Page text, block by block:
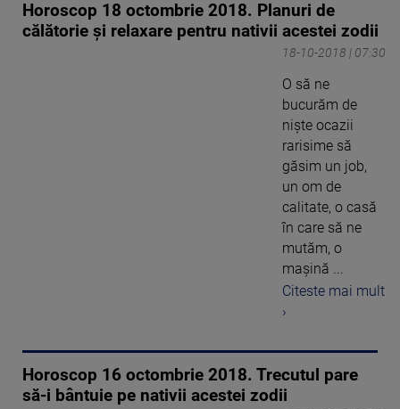
Horoscop 18 octombrie 2018. Planuri de
călătorie și relaxare pentru nativii acestei zodii
18-10-2018 | 07:30
O să ne
bucurăm de
nişte ocazii
rarisime să
găsim un job,
un om de
calitate, o casă
în care să ne
mutăm, o
maşină ...
Citeste mai mult
›
Horoscop 16 octombrie 2018. Trecutul pare
să-i bântuie pe nativii acestei zodii